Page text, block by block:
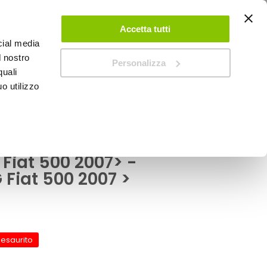
media
nostro
utilizzo
Accetta tutti
Personalizza
ACCEDI CREA UN ACCOUNT CONTATTACI
500 2007> -
Fiat 500 2007 >